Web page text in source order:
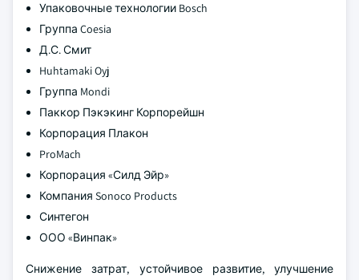
Упаковочные технологии Bosch
Группа Coesia
Д.С. Смит
Huhtamaki Oyj
Группа Mondi
Паккор Пэкэкинг Корпорейшн
Корпорация Плакон
ProMach
Корпорация «Силд Эйр»
Компания Sonoco Products
Синтегон
ООО «Винпак»
Снижение затрат, устойчивое развитие, улучшение